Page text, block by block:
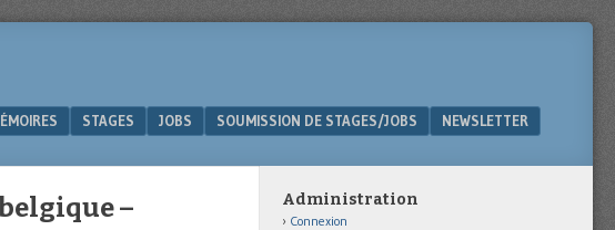
STAGES JOBS SOUMISSION DE STAGES/JOBS
NEWSLETTER
–
Administration
Connexion